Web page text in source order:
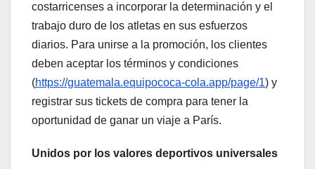
costarricenses a incorporar la determinación y el
trabajo duro de los atletas en sus esfuerzos
diarios. Para unirse a la promoción, los clientes
deben aceptar los términos y condiciones
(https://guatemala.equipococa-cola.app/page/1) y
registrar sus tickets de compra para tener la
oportunidad de ganar un viaje a París.
Unidos por los valores deportivos universales